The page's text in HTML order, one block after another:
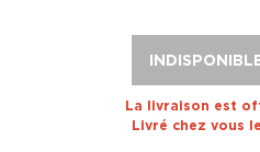
La livraison est
Livré chez vous